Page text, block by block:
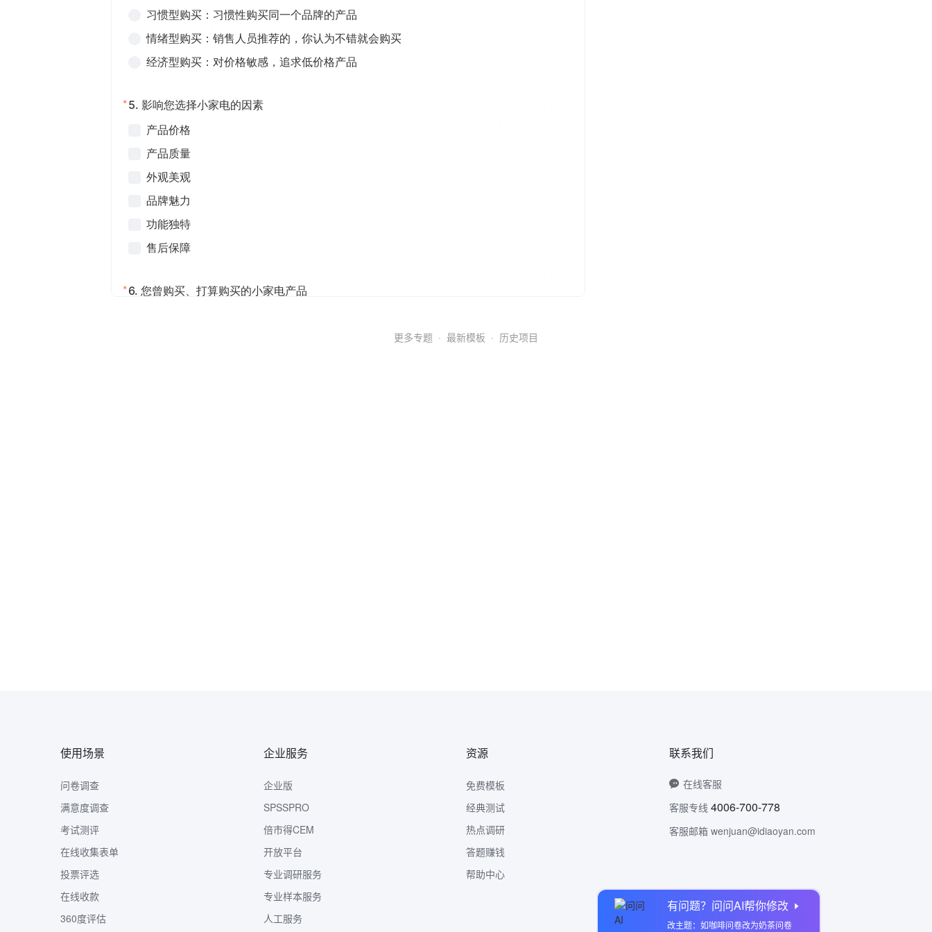
有问题？问问AI帮你修改
改主题：如咖啡问卷改为奶茶问卷
更多专题 · 最新模板 · 历史项目
使用场景
问卷调查
满意度调查
考试测评
在线收集表单
投票评选
在线收款
360度评估
企业服务
企业版
SPSSPRO
倍市得CEM
开放平台
专业调研服务
专业样本服务
人工服务
资源
免费模板
经典测试
热点调研
答题赚钱
帮助中心
联系我们
在线客服
客服专线 4006-700-778
客服邮箱 wenjuan@idiaoyan.com
问卷网公众号